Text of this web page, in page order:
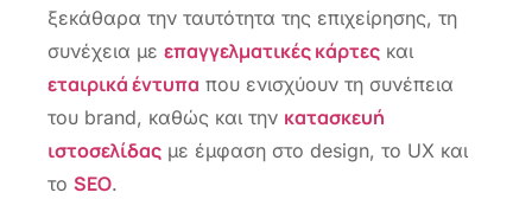
ξεκάθαρα την ταυτότητα της επιχείρησης, τη
συνέχεια με επαγγελματικές κάρτες και
εταιρικά έντυπα που ενισχύουν τη συνέπεια
του brand, καθώς και την κατασκευή
ιστοσελίδας με έμφαση στο design, το UX και
το SEO.